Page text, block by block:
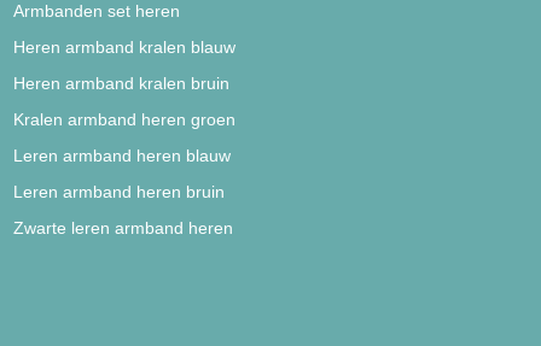
Armbanden set heren
Heren armband kralen blauw
Heren armband kralen bruin
Kralen armband heren groen
Leren armband heren blauw
Leren armband heren bruin
Zwarte leren armband heren